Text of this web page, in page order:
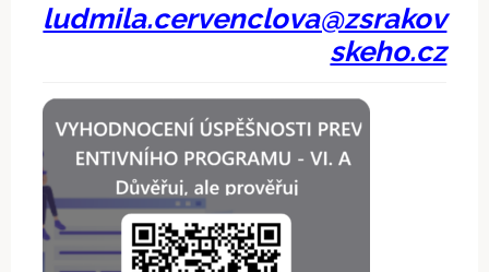
ludmila.cervenclova@zsrakov
skeho.cz